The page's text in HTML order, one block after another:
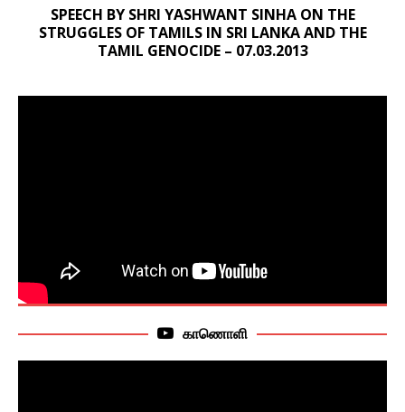
SPEECH BY SHRI YASHWANT SINHA ON THE
STRUGGLES OF TAMILS IN SRI LANKA AND THE
TAMIL GENOCIDE – 07.03.2013
காணொளி